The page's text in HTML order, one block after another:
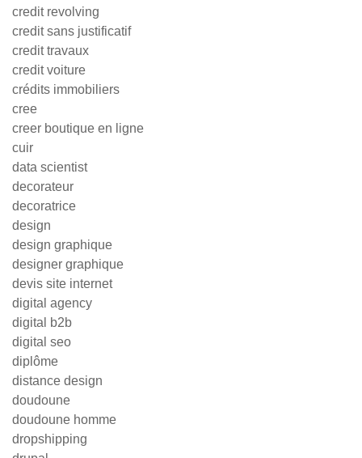
credit revolving
credit sans justificatif
credit travaux
credit voiture
crédits immobiliers
cree
creer boutique en ligne
cuir
data scientist
decorateur
decoratrice
design
design graphique
designer graphique
devis site internet
digital agency
digital b2b
digital seo
diplôme
distance design
doudoune
doudoune homme
dropshipping